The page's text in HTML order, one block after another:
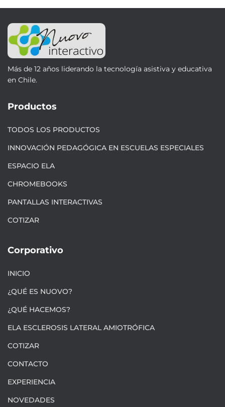
Más de 12 años liderando la tecnología asistiva y educativa
en Chile.
Productos
TODOS LOS PRODUCTOS
INNOVACIÓN PEDAGÓGICA EN ESCUELAS ESPECIALES
ESPACIO ELA
CHROMEBOOKS
PANTALLAS INTERACTIVAS
COTIZAR
Corporativo
INICIO
¿QUÉ ES NUOVO?
¿QUÉ HACEMOS?
ELA ESCLEROSIS LATERAL AMIOTRÓFICA
COTIZAR
CONTACTO
EXPERIENCIA
NOVEDADES